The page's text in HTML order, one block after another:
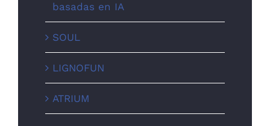
basadas en IA
SOUL
LIGNOFUN
ATRIUM